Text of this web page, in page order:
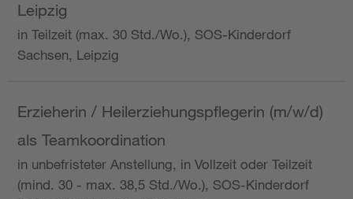
Leipzig
in Teilzeit (max. 30 Std./Wo.), SOS-Kinderdorf
Sachsen, Leipzig
Erzieherin / Heilerziehungspflegerin (m/w/d)
als Teamkoordination
in unbefristeter Anstellung, in Vollzeit oder Teilzeit
(mind. 30 - max. 38,5 Std./Wo.), SOS-Kinderdorf